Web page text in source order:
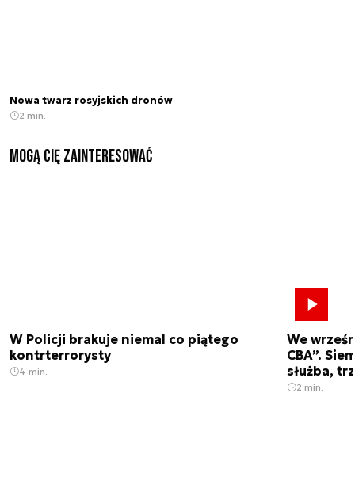
Nowa twarz rosyjskich dronów
2 min.
Mogą Cię zainteresować
W Policji brakuje niemal co piątego
kontrterrorysty
4 min.
We
CBA”.
służba,
2 min.